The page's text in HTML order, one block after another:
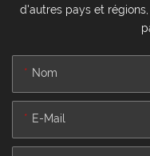
d'autres pays et
Nom
E-Mail